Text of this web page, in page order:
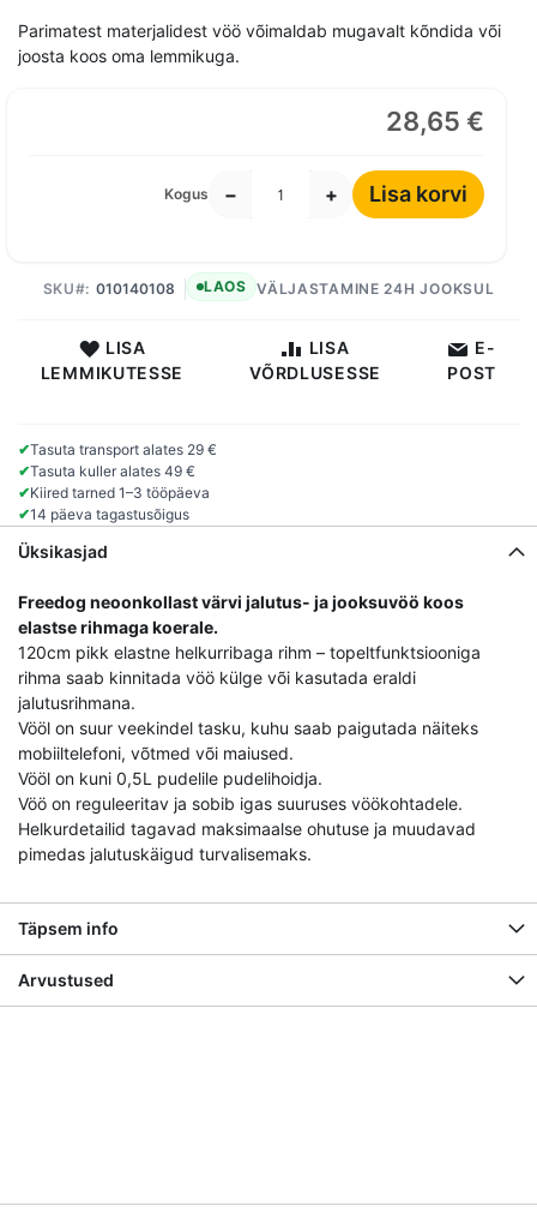
Parimatest materjalidest vöö võimaldab mugavalt kõndida või
joosta koos oma lemmikuga.
28,65 €
Kogus − + Lisa korvi
VÄLJASTAMINE 24H JOOKSUL
SKU 010140108 LAOS
LISA
LEMMIKUTESSE
LISA
VÕRDLUSESSE
E-
POST
✔Tasuta transport alates 29 €
✔Tasuta kuller alates 49 €
✔Kiired tarned 1–3 tööpäeva
✔14 päeva tagastusõigus
Üksikasjad
Freedog neoonkollast värvi jalutus- ja jooksuvöö koos
elastse rihmaga koerale.
120cm pikk elastne helkurribaga rihm – topeltfunktsiooniga
rihma saab kinnitada vöö külge või kasutada eraldi
jalutusrihmana.
Vööl on suur veekindel tasku, kuhu saab paigutada näiteks
mobiiltelefoni, võtmed või maiused.
Vööl on kuni 0,5L pudelile pudelihoidja.
Vöö on reguleeritav ja sobib igas suuruses vöökohtadele.
Helkurdetailid tagavad maksimaalse ohutuse ja muudavad
pimedas jalutuskäigud turvalisemaks.
Täpsem info
Arvustused